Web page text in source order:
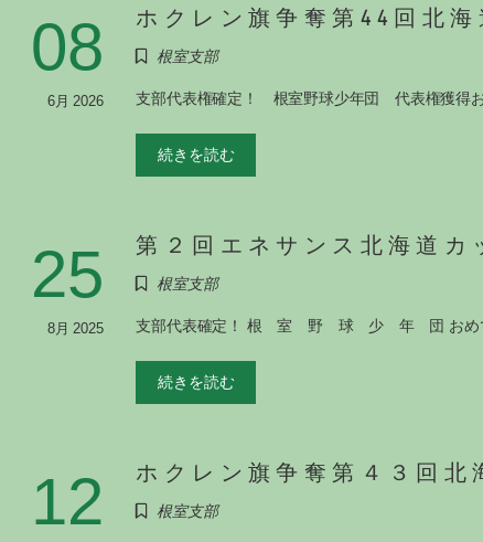
08
6月 2026
ホクレン旗争奪第44回北
根室支部
支部代表権確定！ 根室野球少年団 代表権獲得
続きを読む
25
8月 2025
第２回エネサンス北海道
根室支部
支部代表確定！ 根 室 野 球 少 年 団 おめでと
続きを読む
12 ホクレン旗争奪第４３回
根室支部